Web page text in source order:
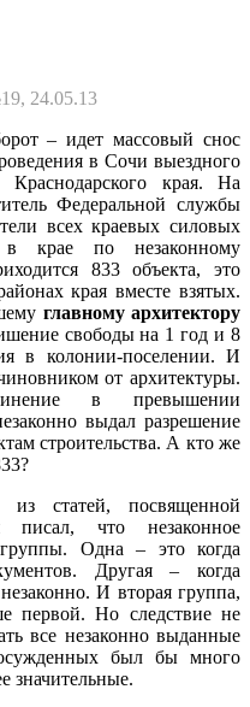
24.05.13
– идет массовый снос
в Сочи выездного
Краснодарского края. На
Федеральной службы
всех краевых силовых
крае по незаконному
833 объекта, это
края вместе взятых.
главному архитектору
свободы на 1 год и 8
в колонии-поселении. И
от архитектуры.
в превышении
выдал разрешение
строительства. А кто же
статей, посвященной
писал, что незаконное
группы. Одна – это когда
Другая – когда
И вторая группа,
первой. Но следствие не
все незаконно выданные
был бы много
значительные.